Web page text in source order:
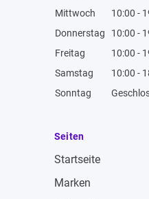
Mittwoch
10:00 -
Donnerstag
10:00 -
Freitag
10:00 -
Samstag
10:00 -
Sonntag
Seiten
Startseite
Marken